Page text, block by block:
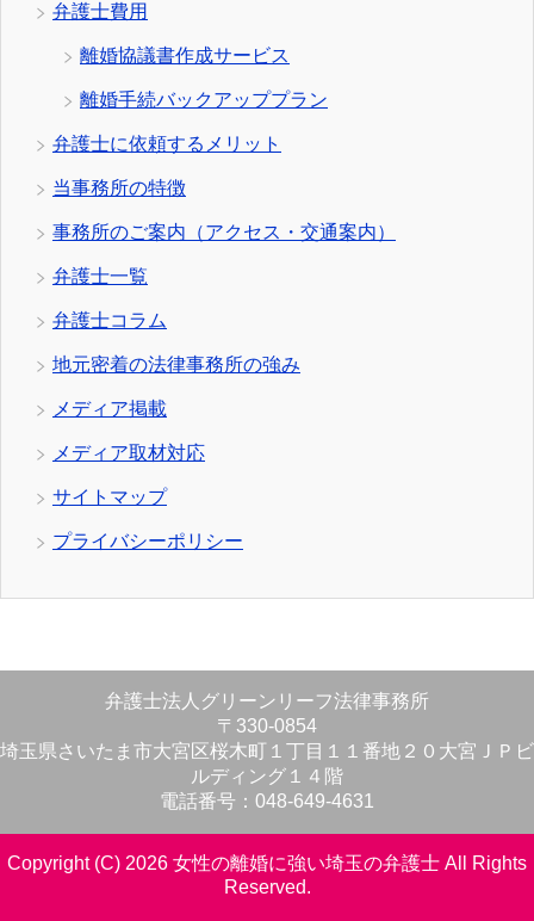
弁護士費用
離婚協議書作成サービス
離婚手続バックアッププラン
弁護士に依頼するメリット
当事務所の特徴
事務所のご案内（アクセス・交通案内）
弁護士一覧
弁護士コラム
地元密着の法律事務所の強み
メディア掲載
メディア取材対応
サイトマップ
プライバシーポリシー
弁護士法人グリーンリーフ法律事務所
〒330-0854
埼玉県さいたま市大宮区桜木町１丁目１１番地２０大宮ＪＰビ
ルディング１４階
電話番号：048-649-4631
Copyright (C) 2026 女性の離婚に強い埼玉の弁護士 All Rights
Reserved.